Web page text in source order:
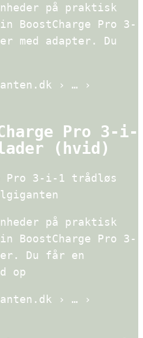
på praktisk
BoostCharge Pro 3-
med adapter. Du
› … ›
Pro 3-i-
(hvid)
Pro 3-i-1 trådløs
på praktisk
BoostCharge Pro 3-
Du får en
op
› … ›